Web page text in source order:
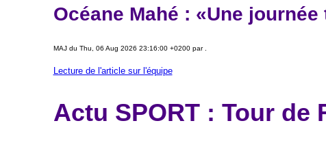
Océane Mahé : «Une
MAJ du Thu, 06 Aug 2026 23:16:00 +0200 par .
Lecture de l'article sur l'équipe
Actu SPORT : Tour de